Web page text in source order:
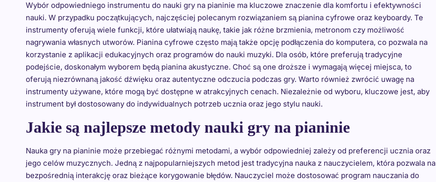
Wybór odpowiedniego instrumentu do nauki gry na pianinie ma kluczowe znaczenie dla komfortu i efektywności
nauki. W przypadku początkujących, najczęściej polecanym rozwiązaniem są pianina cyfrowe oraz keyboardy. Te
instrumenty oferują wiele funkcji, które ułatwiają naukę, takie jak różne brzmienia, metronom czy możliwość
nagrywania własnych utworów. Pianina cyfrowe często mają także opcję podłączenia do komputera, co pozwala na
korzystanie z aplikacji edukacyjnych oraz programów do nauki muzyki. Dla osób, które preferują tradycyjne
podejście, doskonałym wyborem będą pianina akustyczne. Choć są one droższe i wymagają więcej miejsca, to
oferują niezrównaną jakość dźwięku oraz autentyczne odczucia podczas gry. Warto również zwrócić uwagę na
instrumenty używane, które mogą być dostępne w atrakcyjnych cenach. Niezależnie od wyboru, kluczowe jest, aby
instrument był dostosowany do indywidualnych potrzeb ucznia oraz jego stylu nauki.
Jakie są najlepsze metody nauki gry na pianinie
Nauka gry na pianinie może przebiegać różnymi metodami, a wybór odpowiedniej zależy od preferencji ucznia oraz
jego celów muzycznych. Jedną z najpopularniejszych metod jest tradycyjna nauka z nauczycielem, która pozwala na
bezpośrednią interakcję oraz bieżące korygowanie błędów. Nauczyciel może dostosować program nauczania do